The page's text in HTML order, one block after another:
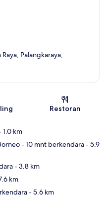
Palangkaraya,
Restoran
1.0 km
- 10 mnt berkendara- 5.9
- 3.8 km
km
- 5.6 km